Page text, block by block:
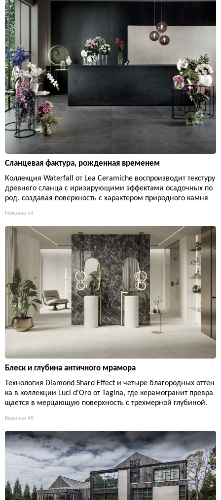
Сланцевая фактура, рожденная временем
Коллекция Waterfall от Lea Ceramiche воспроизводит текстуру
древнего сланца с иризирующими эффектами осадочных по
род, создавая поверхность с характером природного камня
Новинки 44
Блеск и глубина античного мрамора
Технология Diamond Shard Effect и четыре благородных оттен
ка в коллекции Luci d'Oro от Tagina, где керамогранит превра
щается в мерцающую поверхность с трехмерной глубиной.
Новинки 49